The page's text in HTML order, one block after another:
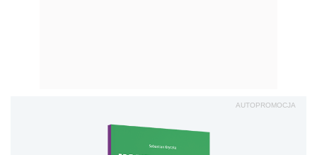
AUTOPROMOCJA